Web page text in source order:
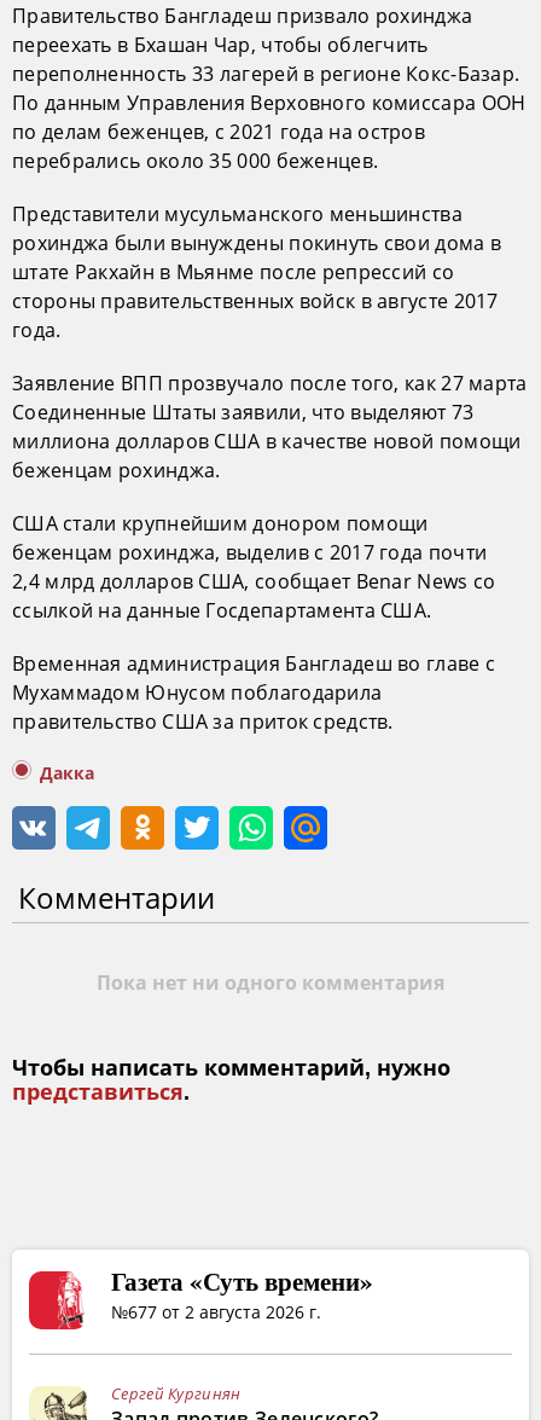
Правительство Бангладеш призвало рохинджа
переехать в Бхашан Чар, чтобы облегчить
переполненность 33 лагерей в регионе Кокс-Базар.
По данным Управления Верховного комиссара ООН
по делам беженцев, с 2021 года на остров
перебрались около 35 000 беженцев.
Представители мусульманского меньшинства
рохинджа были вынуждены покинуть свои дома в
штате Ракхайн в Мьянме после репрессий со
стороны правительственных войск в августе 2017
года.
Заявление ВПП прозвучало после того, как 27 марта
Соединенные Штаты заявили, что выделяют 73
миллиона долларов США в качестве новой помощи
беженцам рохинджа.
США стали крупнейшим донором помощи
беженцам рохинджа, выделив с 2017 года почти
2,4 млрд долларов США, сообщает Benar News со
ссылкой на данные Госдепартамента США.
Временная администрация Бангладеш во главе с
Мухаммадом Юнусом поблагодарила
правительство США за приток средств.
Дакка
Комментарии
Пока нет ни одного комментария
Чтобы написать комментарий, нужно
представиться.
Газета «Суть времени»
№677 от 2 августа 2026 г.
Сергей Кургинян